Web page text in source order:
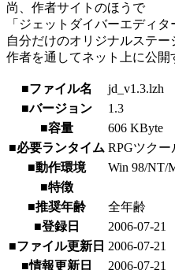
尚、作者サイトのほうで
「ジェットダイバーエディ
自分だけのオリジナルステー
作者を通してネット上に公開
■ファイル名
jd_v1.3.lzh
■バージョン
1.3
■容量
606 KByte
■必要ランタイム RPGツクー
■動作環境
Win 98/NT/
■特徴
■推奨年齢
全年齢
■登録日
2006-07-21
■ファイル更新日 2006-07-21
■情報更新日
2006-07-21